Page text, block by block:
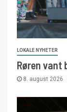
LOKALE NYHETER
Røren vant
8. august 2026